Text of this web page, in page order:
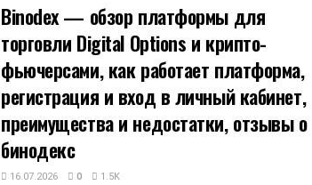
Binodex — обзор платформы для
торговли Digital Options и крипто-
фьючерсами, как работает платформа,
регистрация и вход в личный кабинет,
преимущества и недостатки, отзывы о
бинодекс
16.07.2026 0 1.5K